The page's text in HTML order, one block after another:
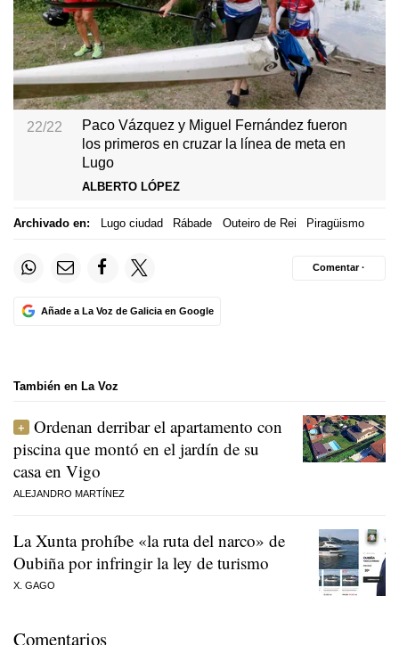
22/22
Paco Vázquez y Miguel Fernández fueron
los primeros en cruzar la línea de meta en
Lugo
ALBERTO LÓPEZ
Archivado en: Lugo ciudad Rábade Outeiro de Rei Piragüismo
Añade a La Voz de Galicia en Google
Comentar ·
También en La Voz
Ordenan derribar el apartamento con
piscina que montó en el jardín de su
casa en Vigo
ALEJANDRO MARTÍNEZ
La Xunta prohíbe «la ruta del narco» de
Oubiña por infringir la ley de turismo
X. GAGO
Comentarios